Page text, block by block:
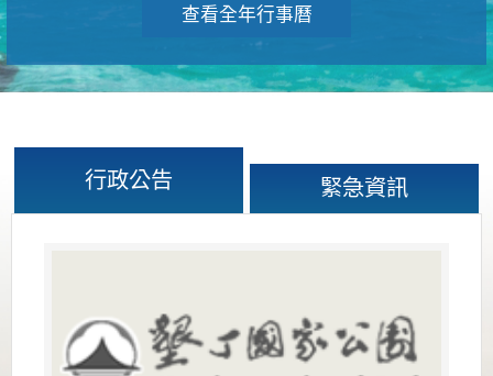
查看全年行事曆
行政公告 緊急資訊